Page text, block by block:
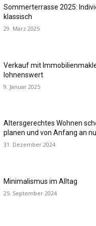
Sommerterrasse 2025:
klassisch
29. März 2025
Verkauf mit
lohnenswert
9. Januar 2025
Altersgerechtes Wohnen
planen und von Anfang an
31. Dezember 2024
Minimalismus im Alltag
25. September 2024